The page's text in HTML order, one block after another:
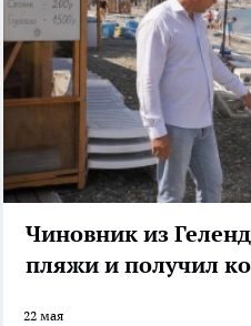
Чиновник из
пляжи и получил
22 мая